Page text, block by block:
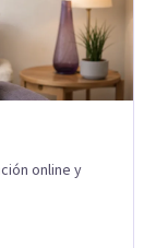
online y